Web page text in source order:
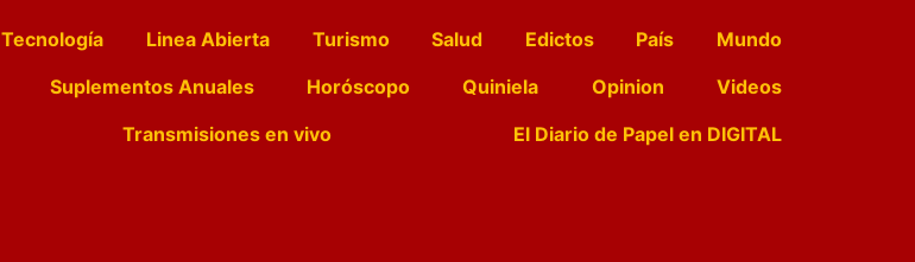
Tecnología Linea Abierta Turismo Salud Edictos País
Mundo
Suplementos Anuales Horóscopo Quiniela Opinion
Videos
Transmisiones en vivo El Diario de Papel en DIGITAL